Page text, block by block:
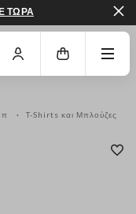
ΣΤΟ ΚΆΤΩ ΜΈΡΟΣ
ΤΩΡΑ
T-Shirts και Μπλούζες